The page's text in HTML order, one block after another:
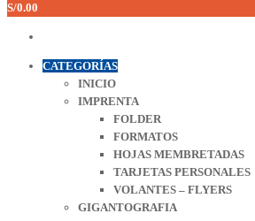
S/0.00
CATEGORÍAS
INICIO
IMPRENTA
FOLDER
FORMATOS
HOJAS MEMBRETADAS
TARJETAS PERSONALES
VOLANTES – FLYERS
GIGANTOGRAFIA